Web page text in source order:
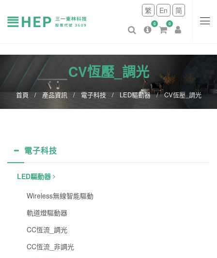
繁 En 简
0 0
CV恆壓_調光
首頁 產品資訊 電子科技 LED驅動器 CV恆壓_調光
電子科技
LED驅動器
Wireless無線智能驅動
軌道燈驅動器
CC恆流_調光
CC恆流_非調光